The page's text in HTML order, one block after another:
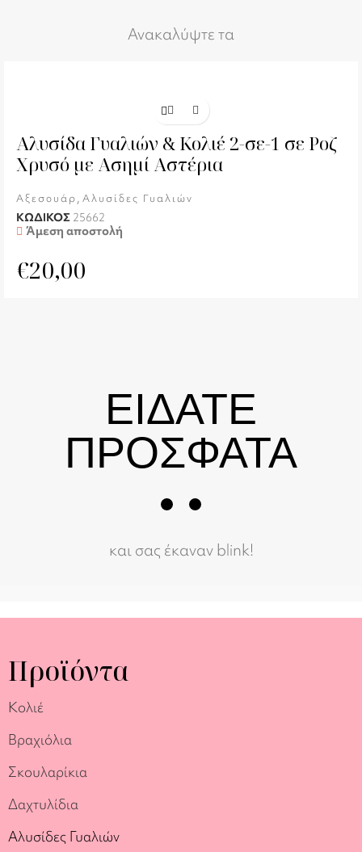
Ανακαλύψτε τα
Αλυσίδα Γυαλιών & Κολιέ 2-σε-1 σε Ροζ
Χρυσό με Ασημί Αστέρια
Αξεσουάρ, Αλυσίδες Γυαλιών
ΚΩΔΙΚΟΣ 25662
Άμεση αποστολή
€20,00
ΕΙΔΑΤΕ
ΠΡΟΣΦΑΤΑ
και σας έκαναν blink!
Προϊόντα
Κολιέ
Βραχιόλια
Σκουλαρίκια
Δαχτυλίδια
Αλυσίδες Γυαλιών